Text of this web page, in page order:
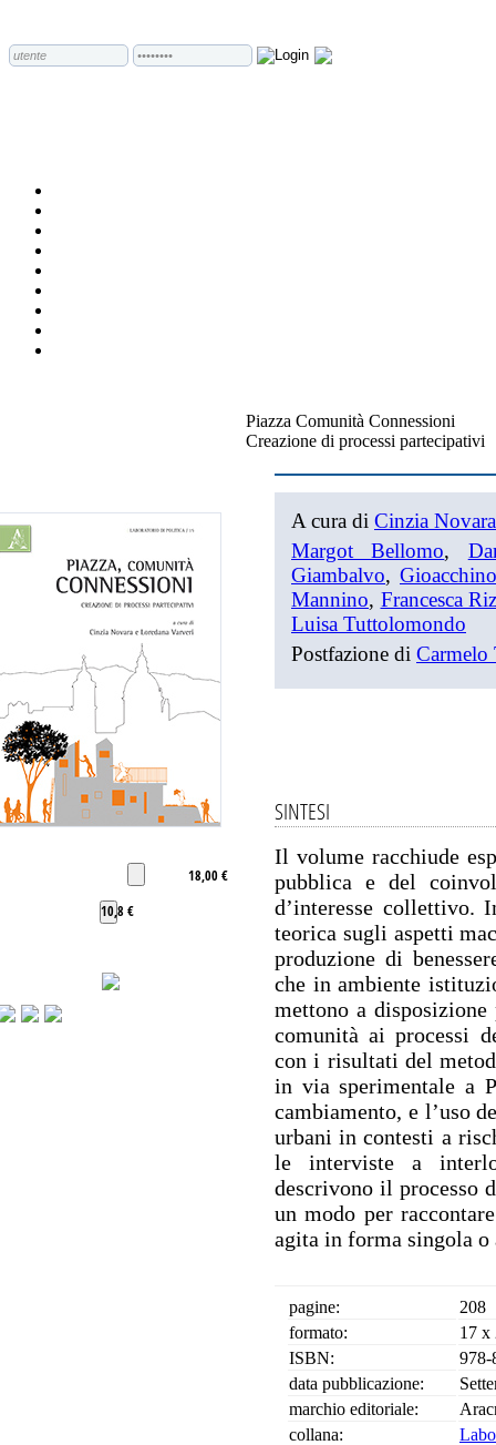
Piazza Comunità Connessioni
Creazione di processi partecipativi
18,00 €
10,8 €
A cura di Cinzia Novara
Margot Bellomo,
Giambalvo,
Mannino, Francesca
Luisa Tuttolomondo
Postfazione di Carmelo
SINTESI
Il volume racchiude
pubblica e del
d’interesse collettivo.
teorica sugli aspetti
produzione di
che in ambiente
mettono a
comunità ai processi
con i risultati del
in via sperimentale a
cambiamento, e l’uso
urbani in contesti a
le interviste a
descrivono il processo
un modo per
agita in forma singola o
pagine:
208
formato:
17 x
ISBN:
978-
data pubblicazione:
marchio editoriale:
collana: